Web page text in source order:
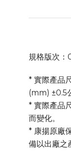
規格版次
* 實際產品
(mm) ±0.5
* 實際產品
而變化。
* 康揚原廠
備以出廠之